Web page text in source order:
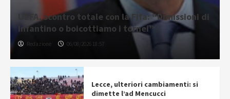
UEFA, scontro totale con la Fifa: “Dimissioni di
Infantino o boicottiamo i tornei”
Redazione 06/08/2026 18:57
Lecce, ulteriori cambiamenti: si
dimette l’ad Mencucci